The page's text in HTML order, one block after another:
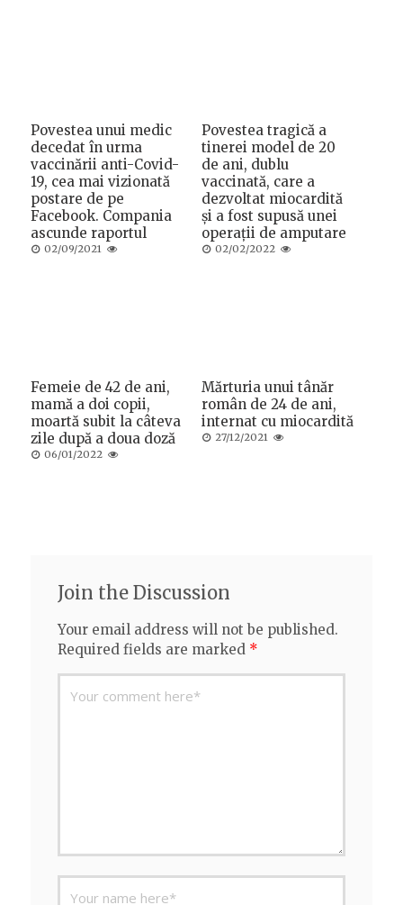
Povestea unui medic
decedat în urma
vaccinării anti-Covid-
19, cea mai vizionată
postare de pe
Facebook. Compania
ascunde raportul
Posted
02/09/2021
Povestea tragică a
tinerei model de 20
de ani, dublu
vaccinată, care a
dezvoltat miocardită
și a fost supusă unei
operații de amputare
Posted
02/02/2022
Femeie de 42 de ani,
mamă a doi copii,
moartă subit la câteva
zile după a doua doză
Posted
06/01/2022
Mărturia unui tânăr
român de 24 de ani,
internat cu miocardită
Posted
27/12/2021
Join the Discussion
Your email address will not be published.
Required fields are marked *